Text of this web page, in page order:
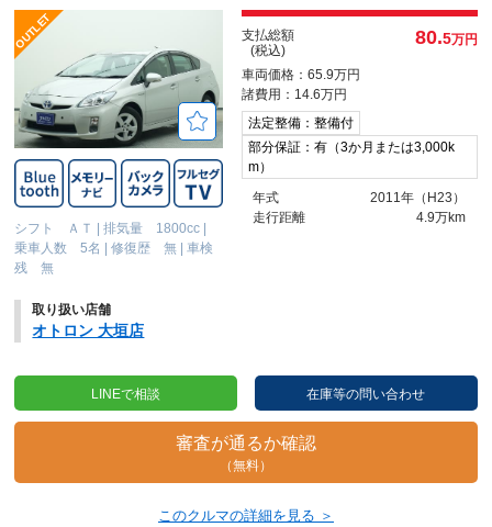
シフト ＡＴ |排気量 1800cc
乗車人数 5名
|修復歴 無 |車検
残 無
支払総額
(税込)
80.5万円
車両価格：65.9万円
諸費用：14.6万円
法定整備：整備付
部分保証：有（3か月または3,000k
m）
年式
2011年（H23）
走行距離
4.9万km
取り扱い店舗
オトロン 大垣店
LINEで相談 在庫等の問い合わせ
審査が通るか確認
（無料）
このクルマの詳細を見る ＞